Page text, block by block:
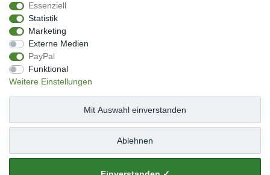
Datenschutzerklärung
AGB
Impressum
Facebook
Newsletter An & Abmeldung
Impressum Daten­schutz­erklärung
Essenziell
Statistik
Marketing
Externe Medien
PayPal
Funktional
Weitere Einstellungen
Ablehnen
Mit Auswahl einverstanden